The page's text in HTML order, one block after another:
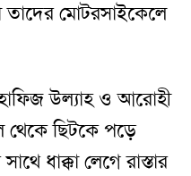
মোটরসাইকেলে
উল্যাহ ও আরোহী
থেকে ছিটকে পড়ে
ধাক্কা লেগে রাস্তার